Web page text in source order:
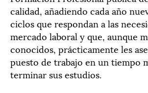
calidad, añadiendo cada año
ciclos que respondan a las
mercado laboral y que, aunque
conocidos, prácticamente les
puesto de trabajo en un tiempo
terminar sus estudios.